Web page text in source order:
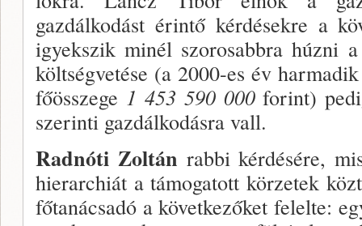
gazdálkodást érintő kérdésekre a
igyekszik minél szorosabbra húz­ni
költ­ségvetése (a 2000-es év
főösszege 1 453 590 000forint)
szerinti gazdálkodás­ra vall.
Radnóti Zoltán rabbi kérdésére,
hierarchiát a támogatott körzetek
főtanácsadó a követ­kezőket felelte: